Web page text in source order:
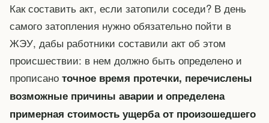
Как составить акт, если затопили соседи? В день
самого затопления нужно обязательно пойти в
ЖЭУ, дабы работники составили акт об этом
происшествии: в нем должно быть определено и
прописано точное время протечки, перечислены
возможные причины аварии и определена
примерная стоимость ущерба от произошедшего